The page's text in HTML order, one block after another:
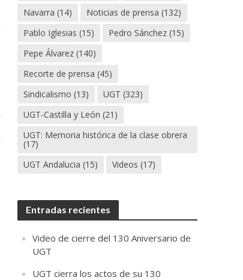
Navarra (14) Noticias de prensa (132)
Pablo Iglesias (15) Pedro Sánchez (15)
Pepe Álvarez (140)
Recorte de prensa (45)
Sindicalismo (13) UGT (323)
UGT-Castilla y León (21)
UGT: Memoria histórica de la clase obrera
(17)
UGT Andalucia (15) Videos (17)
Entradas recientes
Video de cierre del 130 Aniversario de
UGT
UGT cierra los actos de su 130